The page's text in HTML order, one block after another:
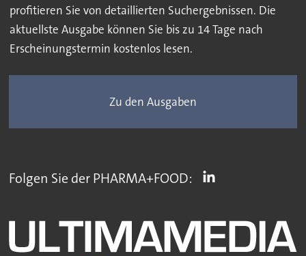
profitieren Sie von detaillierten Suchergebnissen. Die
aktuellste Ausgabe können Sie bis zu 14 Tage nach
Erscheinungstermin kostenlos lesen.
Zu den Ausgaben
Folgen Sie der PHARMA+FOOD: